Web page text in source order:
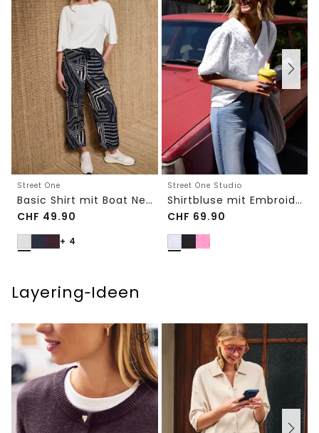
Street One
Basic Shirt mit Boat Neck und Elastikbund
CHF 49.90
+ 4
Street One Studio
Shirtbluse mit Embroidery-Front
CHF 69.90
Layering‑Ideen